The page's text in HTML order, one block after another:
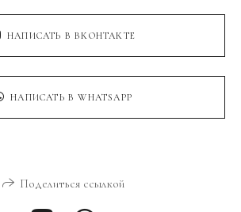
НАПИСАТЬ В ВКОНТАКТЕ
НАПИСАТЬ В WHATSAPP
Поделиться ссылкой